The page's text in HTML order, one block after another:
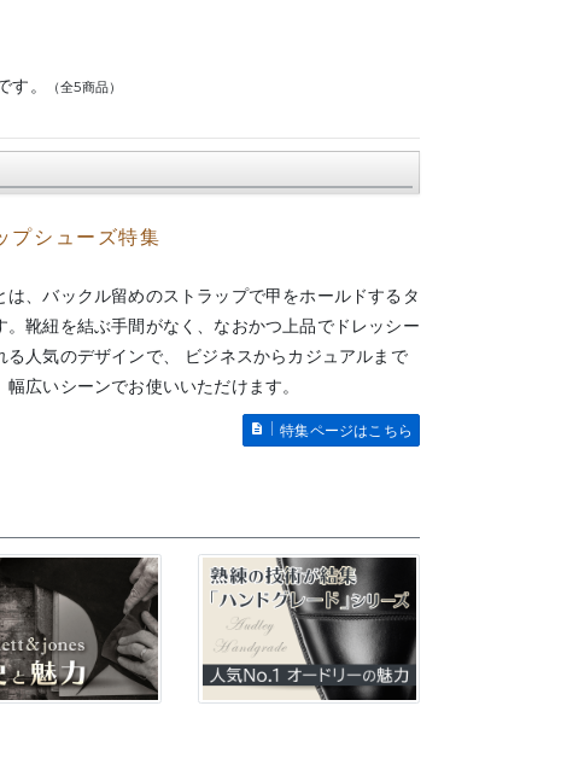
。 （全5商品）
プシューズ特集
は、バックル留めのストラップで甲をホールドするタ
。靴紐を結ぶ手間がなく、なおかつ上品でドレッシー
る人気のデザインで、 ビジネスからカジュアルまで
広いシーンでお使いいただけます。
特集ページはこちら